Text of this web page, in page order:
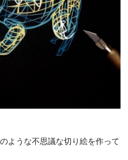
ような不思議な切り絵を作って